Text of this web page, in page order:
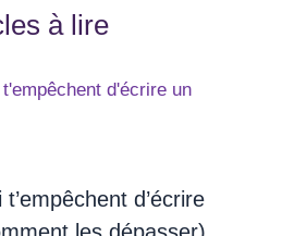
à lire
d’écrire